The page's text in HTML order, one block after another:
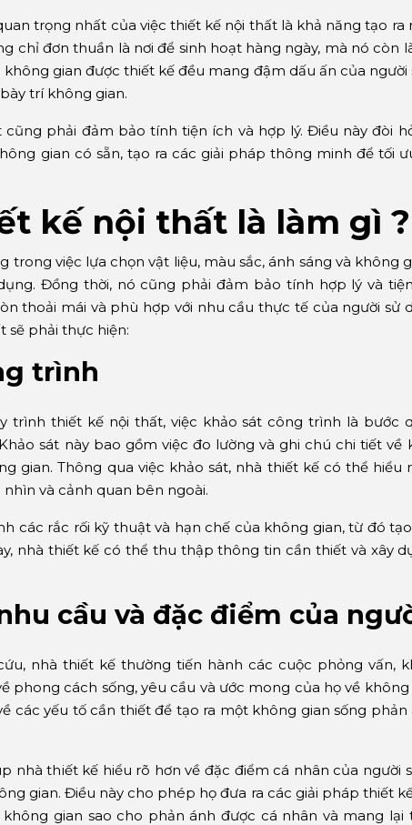
trọng nhất của việc thiết kế nội thất là khả năng tạo
chỉ đơn thuần là nơi để sinh hoạt hàng ngày, mà nó còn
gian được thiết kế đều mang đậm dấu ấn của người
trí không gian.
cũng phải đảm bảo tính tiện ích và hợp lý. Điều này đòi
gian có sẵn, tạo ra các giải pháp thông minh để tối
kế nội thất là làm gì ?
trong việc lựa chọn vật liệu, màu sắc, ánh sáng và không
Đồng thời, nó cũng phải đảm bảo tính hợp lý và
thoải mái và phù hợp với nhu cầu thực tế của người sử
sẽ phải thực hiện:
trình
trình thiết kế nội thất, việc khảo sát công trình là bước
sát này bao gồm việc đo lường và ghi chú chi tiết về
gian. Thông qua việc khảo sát, nhà thiết kế có thể
và cảnh quan bên ngoài.
các rắc rối kỹ thuật và hạn chế của không gian, từ đó
nhà thiết kế có thể thu thập thông tin cần thiết và xây
cầu và đặc điểm của
nhà thiết kế thường tiến hành các cuộc phỏng vấn,
phong cách sống, yêu cầu và ước mong của họ về
các yếu tố cần thiết để tạo ra một không gian sống
nhà thiết kế hiểu rõ hơn về đặc điểm cá nhân của người
gian. Điều này cho phép họ đưa ra các giải pháp thiết
gian sao cho phản ánh được cá nhân và mang